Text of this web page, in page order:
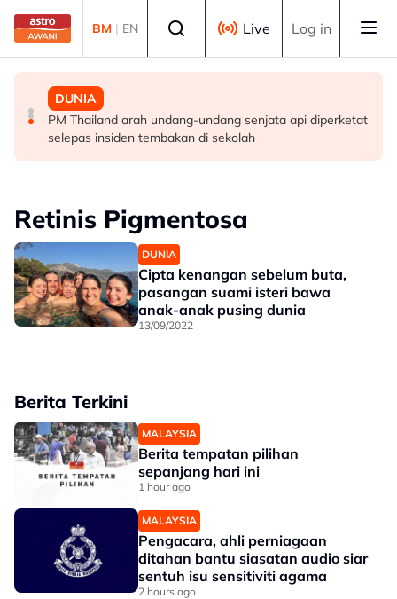
Skip to main content
BM | EN Live Log in
MALAYSIA
Berita tempatan pilihan sepanjang hari ini
MALAYSIA
Pengacara, ahli perniagaan ditahan bantu siasatan
audio siar sentuh isu sensitiviti agama
DUNIA
PM Thailand arah undang-undang senjata api diperketat
selepas insiden tembakan di sekolah
Retinis Pigmentosa
DUNIA
Cipta kenangan sebelum buta,
pasangan suami isteri bawa
anak-anak pusing dunia
13/09/2022
Berita Terkini
MALAYSIA
Berita tempatan pilihan
sepanjang hari ini
1 hour ago
MALAYSIA
Pengacara, ahli perniagaan
ditahan bantu siasatan audio siar
sentuh isu sensitiviti agama
2 hours ago